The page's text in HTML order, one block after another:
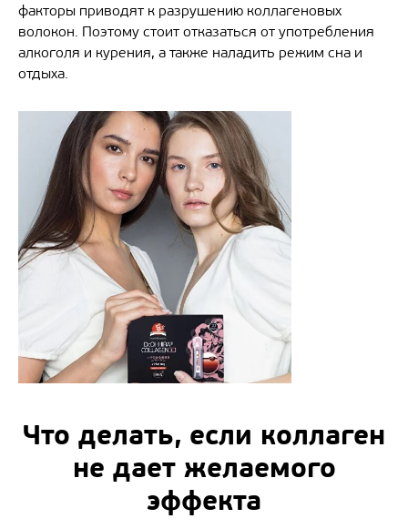
факторы приводят к разрушению коллагеновых
волокон. Поэтому стоит отказаться от употребления
алкоголя и курения, а также наладить режим сна и
отдыха.
Что делать, если коллаген
не дает желаемого
эффекта